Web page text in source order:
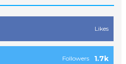
Likes
1.7k
Followers